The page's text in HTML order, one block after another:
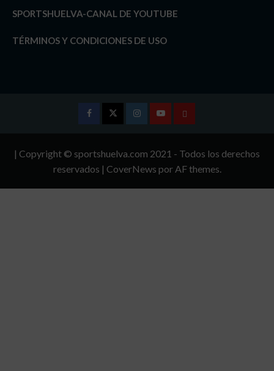
SPORTSHUELVA-CANAL DE YOUTUBE
TÉRMINOS Y CONDICIONES DE USO
InstagramYoutubeTÉRMINOS
CONDICIONES
| Copyright © sportshuelva.com 2021 - Todos los derechos
reservados | CoverNews por AF themes.